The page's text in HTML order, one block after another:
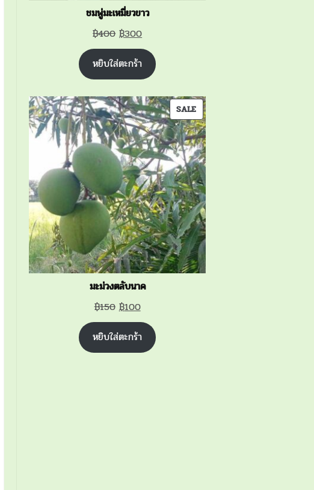
ชมพู่มะเหมี่ยวขาว
฿400 Original
price
was:
฿400.
฿300Current
price
is:
฿300.
หยิบใส่ตะกร้า
SALEPRODUCT
ON
SALE
มะม่วงตลับนาค
฿150 Original
price
was:
฿150.
฿100Current
price
is:
฿100.
หยิบใส่ตะกร้า